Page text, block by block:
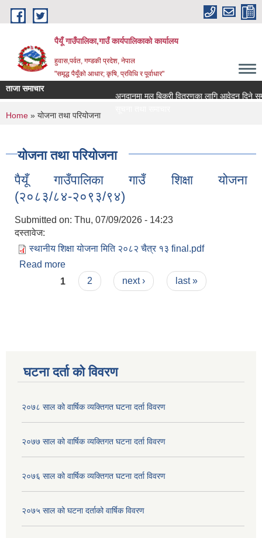
Skip to main content
पैयूँ गाउँपालिका,गाउँ कार्यपालिकाको कार्यालय
हुवास,पर्वत, गण्डकी प्रदेश, नेपाल
"समृद्ध पैयूँको आधार; कृषि, प्रविधि र पूर्वाधार"
ताजा समाचार
अनुदानमा मल बिक्री वितरणका लागि आवेदन दिने
You are here
Home » योजना तथा परियोजना
योजना तथा परियोजना
पैयूँ गाउँपालिका गाउँ शिक्षा योजना
(२०८३/८४-२०९३/९४)
Submitted on: Thu, 07/09/2026 - 14:23
दस्तावेज:
स्थानीय शिक्षा योजना मिति २०८२ चैत्र १३ final.pdf
Read more
(२०८३/८४-२०९३/९४)
Pages
1 2 next › last »
घटना दर्ता को विवरण
२०७८ साल को वार्षिक व्यक्तिगत घटना दर्ता विवरण
२०७७ साल को वार्षिक व्यक्तिगत घटना दर्ता विवरण
२०७६ साल को वार्षिक व्यक्तिगत घटना दर्ता विवरण
२०७५ साल को घटना दर्ताको वार्षिक विवरण